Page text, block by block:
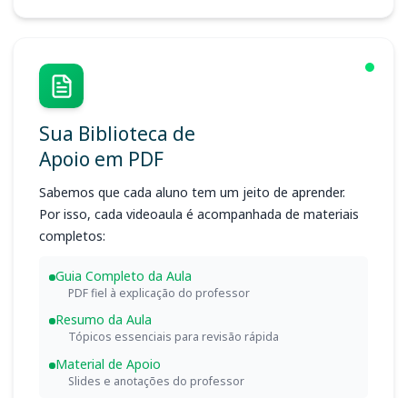
Sua Biblioteca de
Apoio em PDF
Sabemos que cada aluno tem um jeito de aprender.
Por isso, cada videoaula é acompanhada de materiais
completos:
Guia Completo da Aula
PDF fiel à explicação do professor
Resumo da Aula
Tópicos essenciais para revisão rápida
Material de Apoio
Slides e anotações do professor